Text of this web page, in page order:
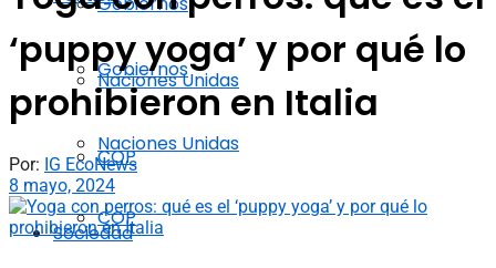
Naciones Unidas
COP
Sociedad
Gobiernos
Naciones Unidas
COP
‘puppy yoga’ y por qué lo
prohibieron en Italia
Por: IG EcoNews
8 mayo, 2024